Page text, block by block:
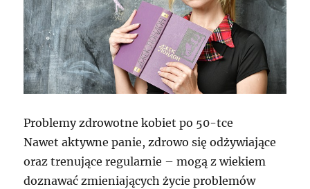
Problemy zdrowotne kobiet po 50-tce
Nawet aktywne panie, zdrowo się odżywiające
oraz trenujące regularnie – mogą z wiekiem
doznawać zmieniających życie problemów